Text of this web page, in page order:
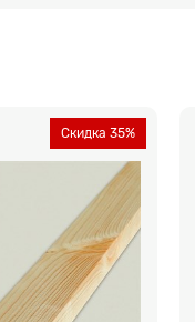
Скидка 35%